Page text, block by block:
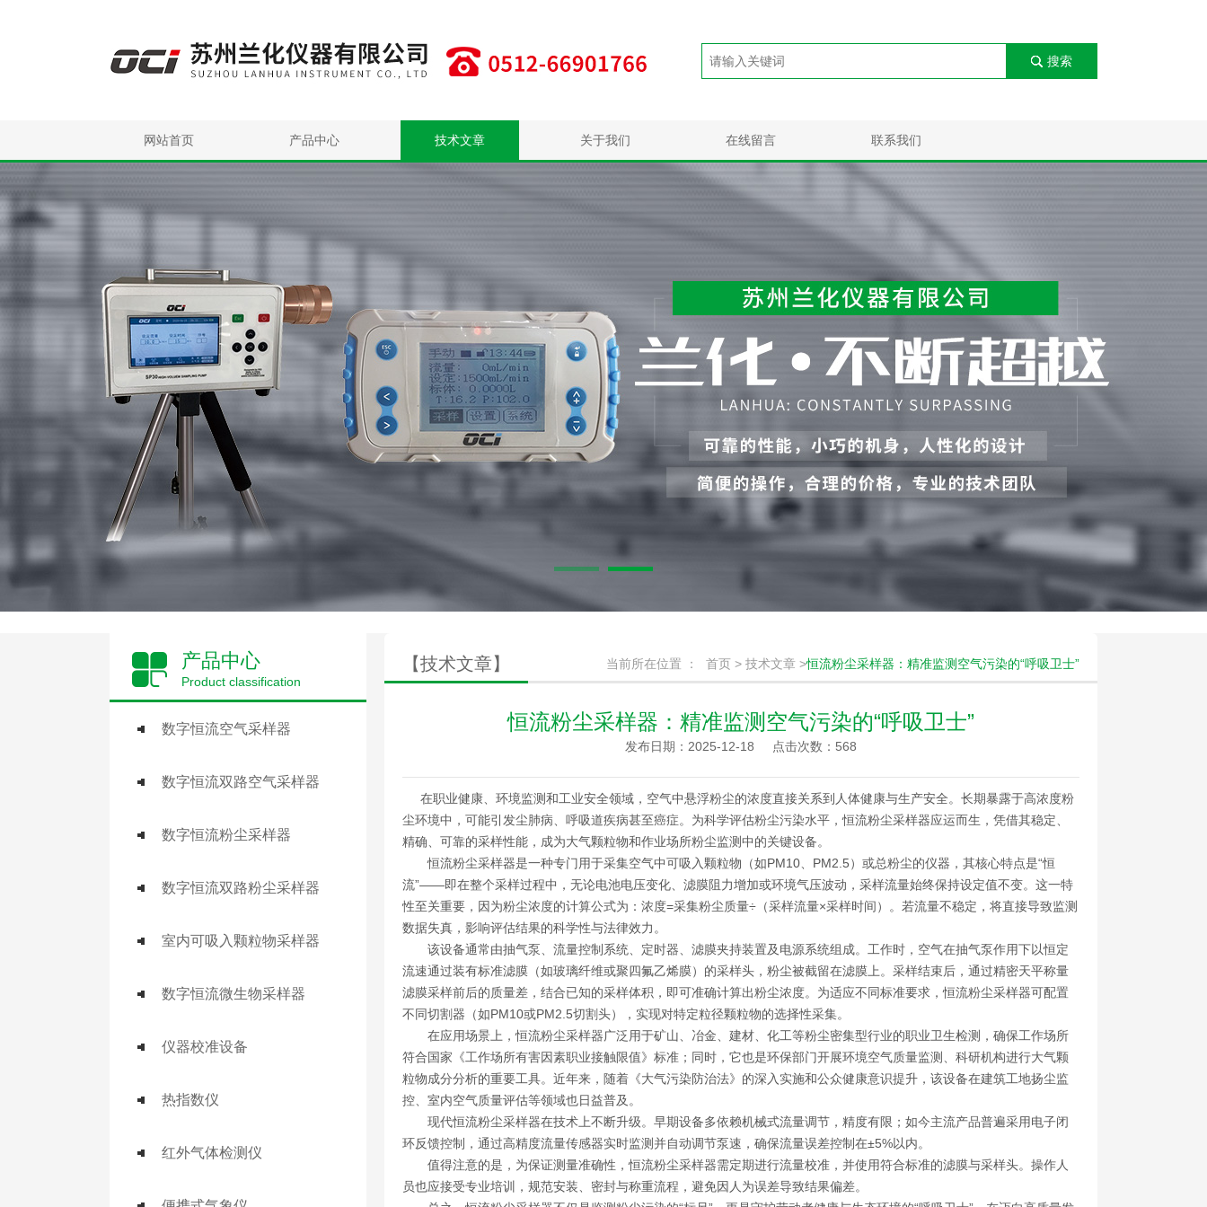
搜索
网站首页 产品中心 技术文章 关于我们 在线留言 联系我们
产品中心
Product classification
数字恒流空气采样器
数字恒流双路空气采样器
数字恒流粉尘采样器
数字恒流双路粉尘采样器
室内可吸入颗粒物采样器
数字恒流微生物采样器
仪器校准设备
热指数仪
红外气体检测仪
【技术文章】 当前所在位置 ： 首页 > 技术文章 >恒流粉尘采样器：精准监测空气污染的“呼吸卫士”
恒流粉尘采样器：精准监测空气污染的“呼吸卫士”
发布日期：2025-12-18 点击次数：568
在职业健康、环境监测和工业安全领域，空气中悬浮粉尘的浓度直接关系到人体健康与生产安全。长期暴露于高浓度粉
尘环境中，可能引发尘肺病、呼吸道疾病甚至癌症。为科学评估粉尘污染水平，恒流粉尘采样器应运而生，凭借其稳定、
精确、可靠的采样性能，成为大气颗粒物和作业场所粉尘监测中的关键设备。
恒流粉尘采样器是一种专门用于采集空气中可吸入颗粒物（如PM10、PM2.5）或总粉尘的仪器，其核心特点是“恒
流”——即在整个采样过程中，无论电池电压变化、滤膜阻力增加或环境气压波动，采样流量始终保持设定值不变。这一特
性至关重要，因为粉尘浓度的计算公式为：浓度=采集粉尘质量÷（采样流量×采样时间）。若流量不稳定，将直接导致监测
数据失真，影响评估结果的科学性与法律效力。
该设备通常由抽气泵、流量控制系统、定时器、滤膜夹持装置及电源系统组成。工作时，空气在抽气泵作用下以恒定
流速通过装有标准滤膜（如玻璃纤维或聚四氟乙烯膜）的采样头，粉尘被截留在滤膜上。采样结束后，通过精密天平称量
滤膜采样前后的质量差，结合已知的采样体积，即可准确计算出粉尘浓度。为适应不同标准要求，恒流粉尘采样器可配置
不同切割器（如PM10或PM2.5切割头），实现对特定粒径颗粒物的选择性采集。
在应用场景上，恒流粉尘采样器广泛用于矿山、冶金、建材、化工等粉尘密集型行业的职业卫生检测，确保工作场所
符合国家《工作场所有害因素职业接触限值》标准；同时，它也是环保部门开展环境空气质量监测、科研机构进行大气颗
粒物成分分析的重要工具。近年来，随着《大气污染防治法》的深入实施和公众健康意识提升，该设备在建筑工地扬尘监
控、室内空气质量评估等领域也日益普及。
现代恒流粉尘采样器在技术上不断升级。早期设备多依赖机械式流量调节，精度有限；如今主流产品普遍采用电子闭
环反馈控制，通过高精度流量传感器实时监测并自动调节泵速，确保流量误差控制在±5%以内。
值得注意的是，为保证测量准确性，恒流粉尘采样器需定期进行流量校准，并使用符合标准的滤膜与采样头。操作人
员也应接受专业培训，规范安装、密封与称重流程，避免因人为误差导致结果偏差。